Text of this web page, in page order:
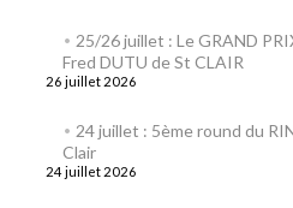
25/26 juillet : Le GRAND
Fred DUTU de St CLAIR
26 juillet 2026
24 juillet : 5ème round du
Clair
24 juillet 2026